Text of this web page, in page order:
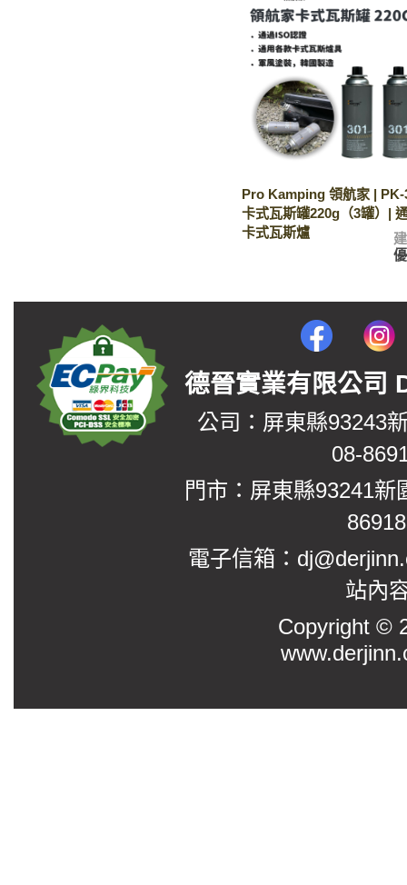
Pro Kamping 領航家 | PK-
卡式瓦斯罐220g（3罐）|
卡式瓦斯爐
德晉實業有限公
公司：屏東縣93243
08-
門市：屏東縣93241
電子信箱：
站內
Copyright ©